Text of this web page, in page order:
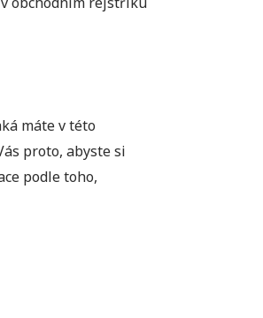
máte v této
proto, abyste si
podle toho,